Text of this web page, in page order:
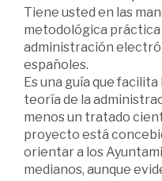
Tiene usted en las
metodológica práctica
administración
españoles.
Es una guía que
teoría de la
menos un tratado
proyecto está
orientar a los
medianos, aunque